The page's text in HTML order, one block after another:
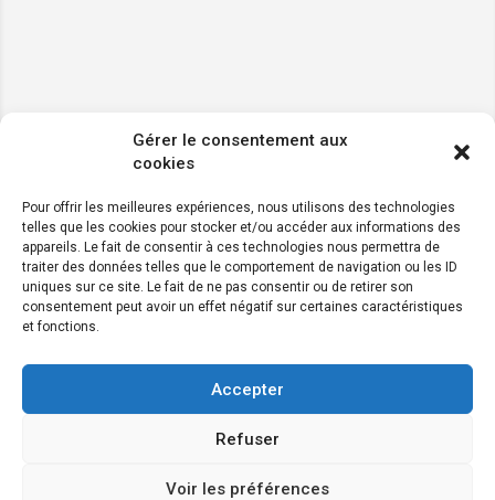
Gérer le consentement aux
cookies
Pour offrir les meilleures expériences, nous utilisons des technologies
telles que les cookies pour stocker et/ou accéder aux informations des
appareils. Le fait de consentir à ces technologies nous permettra de
traiter des données telles que le comportement de navigation ou les ID
uniques sur ce site. Le fait de ne pas consentir ou de retirer son
consentement peut avoir un effet négatif sur certaines caractéristiques
et fonctions.
Accepter
Refuser
Voir les préférences